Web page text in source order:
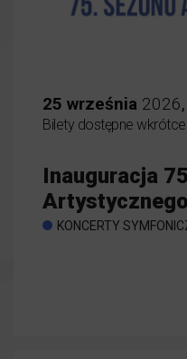
25 września 2026,
Bilety dostępne wkrótce.
Inauguracja
Artystycznego
KONCERTY